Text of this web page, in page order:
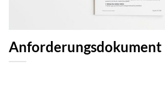
Anforderungsdokument